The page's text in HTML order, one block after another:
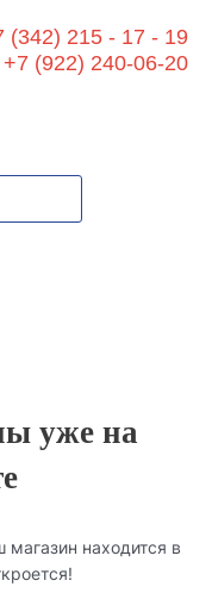
(342) 215 - 17 - 19
+7 (922) 240-06-20
уже на
магазин находится в